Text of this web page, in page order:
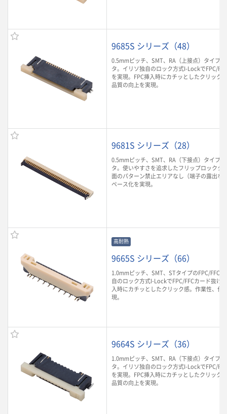
9685S シリーズ（48）
0.5mmピッチ、SMT、RA（上接点）タイプの
タ。イリソ独自のロック方式I-LockでFPC/
を実現。FPC挿入時にカチッとしたクリック
品質の向上を実現。
9681S シリーズ（28）
0.5mmピッチ、SMT、RA（下接点）タイプの
タ。使いやすさを追求したフリップロックタ
面のパターン禁止エリアなし（端子の露出な
ペース化を実現。
高耐熱
9665S シリーズ（66）
1.0mmピッチ、SMT、STタイプのFPC/FFC
自のロック方式I-LockでFPC/FFCカード抜け
入時にカチッとしたクリック感。作業性、作
現。
9664S シリーズ（36）
1.0mmピッチ、SMT、RA（下接点）タイプ
タ。イリソ独自のロック方式I-LockでFPC/
を実現。FPC挿入時にカチッとしたクリック
品質の向上を実現。